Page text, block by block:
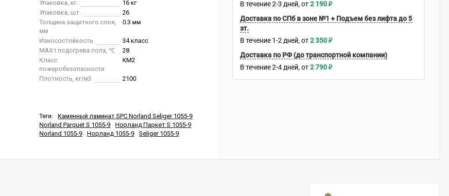
Упаковка, кг.
16 кг
Упаковка, шт.
26
Толщина защитного слоя,
мм
0.3 мм
Износостойкость
34 класс
MAX t подогрева пола, ℃
28
Класс
пожаробезопасности
КМ2
Плотность, кг/м3 2100
Теги:
Каменный ламинат SPC Norland Seliger 1055-9
Norland Parquet S 1055-9
Норланд Паркет S 1055-9
Norland 1055-9
Норланд 1055-9 Seliger 1055-9
В течение 2-3 дней 2 190₽
Доставка по СПб в зоне №1 + Подъем без лифта до 5
эт.
В течение 1-2 дней 2 350₽
Доставка по РФ (до транспортной компании)
В течение 2-4 дней 2 790₽